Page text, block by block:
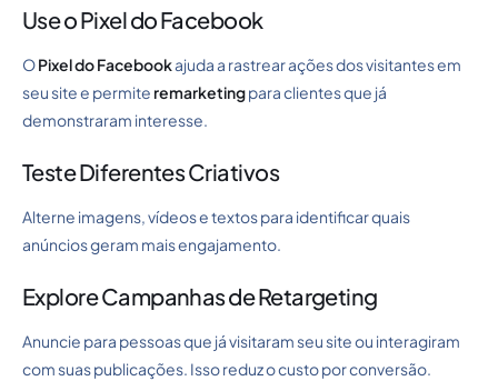
Use o Pixel do Facebook
OPixel do Facebookajuda a rastrear ações dos visitantes em
seu site e permite remarketingpara clientes que já
demonstraram interesse.
Teste Diferentes Criativos
Alterne imagens, vídeos e textos para identificar quais
anúncios geram mais engajamento.
Explore Campanhas de Retargeting
Anuncie para pessoas que já visitaram seu site ou interagiram
com suas publicações. Isso reduz o custo por conversão.